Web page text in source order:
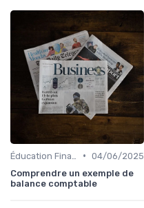
• 04/06/2025
Comprendre un exemple de
balance comptable